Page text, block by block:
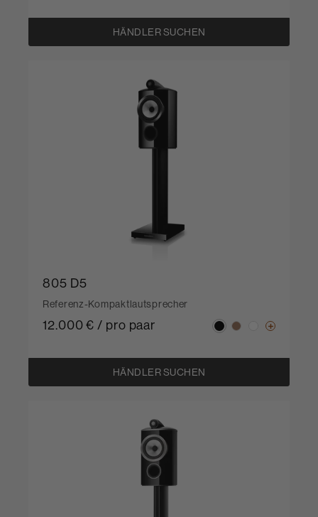
HÄNDLER SUCHEN
805 D5
Referenz-Kompaktlautsprecher
12.000 € / pro paar
HÄNDLER SUCHEN